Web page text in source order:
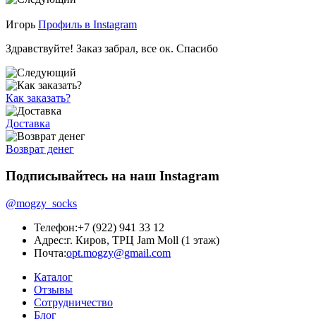
Игорь Профиль в Instagram
Здравствуйте! Заказ забрал, все ок. Спасибо
Как заказать?
Доставка
Возврат денег
Подписывайтесь на наш Instagram
@mogzy_socks
Телефон:+7 (922) 941 33 12
Адрес:г. Киров, ТРЦ Jam Moll (1 этаж)
Почта:opt.mogzy@gmail.com
Каталог
Отзывы
Сотрудничество
Блог